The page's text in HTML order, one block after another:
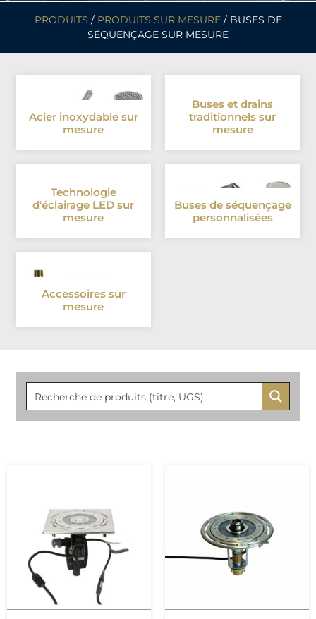
PRODUITS / PRODUITS SUR MESURE/ BUSES DE
SÉQUENÇAGE SUR MESURE
Acier inoxydable sur
mesure
Buses et drains
traditionnels sur
mesure
Technologie
d'éclairage LED sur
mesure
Buses de séquençage
personnalisées
Accessoires sur
mesure